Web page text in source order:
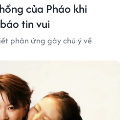
của Pháo khi
tin vui
phản ứng gây chú ý về